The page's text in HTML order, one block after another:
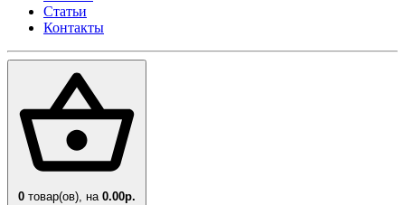
Статьи
Контакты
0 товар(ов), на 0.00р.